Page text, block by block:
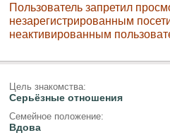
Пользователь запретил
незарегистрированным
неактивированным
Цель знакомства:
Серьёзные отношения
Семейное положение:
Вдова